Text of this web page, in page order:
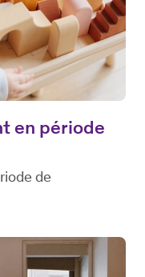
en période
de